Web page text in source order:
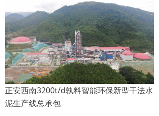
正安西南3200t/d孰料智能环保新型干法水
泥生产线总承包